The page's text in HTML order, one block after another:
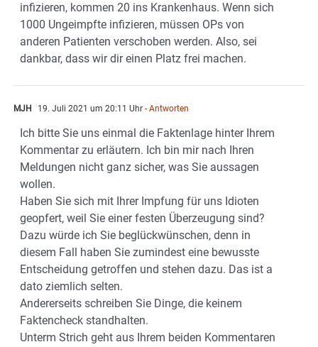
infizieren, kommen 20 ins Krankenhaus. Wenn sich
1000 Ungeimpfte infizieren, müssen OPs von
anderen Patienten verschoben werden. Also, sei
dankbar, dass wir dir einen Platz frei machen.
MJH 19. Juli 2021 um 20:11 Uhr - Antworten
Ich bitte Sie uns einmal die Faktenlage hinter Ihrem
Kommentar zu erläutern. Ich bin mir nach Ihren
Meldungen nicht ganz sicher, was Sie aussagen
wollen.
Haben Sie sich mit Ihrer Impfung für uns Idioten
geopfert, weil Sie einer festen Überzeugung sind?
Dazu würde ich Sie beglückwünschen, denn in
diesem Fall haben Sie zumindest eine bewusste
Entscheidung getroffen und stehen dazu. Das ist a
dato ziemlich selten.
Andererseits schreiben Sie Dinge, die keinem
Faktencheck standhalten.
Unterm Strich geht aus Ihrem beiden Kommentaren